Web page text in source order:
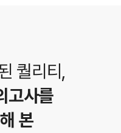
퀄리티,
고사를
본